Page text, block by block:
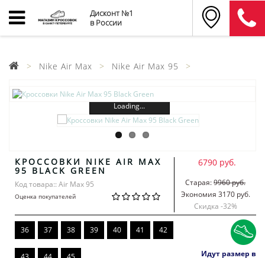
Дисконт №1
в России
Nike Air Max Nike Air Max 95
Loading...
КРОССОВКИ NIKE AIR MAX
95 BLACK GREEN
Код товара:: Air Max 95
Оценка покупателей
6790 руб.
Старая:9960 руб.
Экономия 3170 руб.
Скидка -32%
36 37 38 39 40 41 42
Идут размер в